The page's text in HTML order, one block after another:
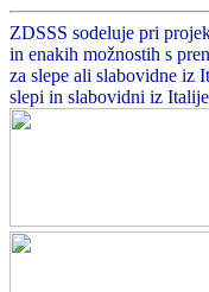
ZDSSS sodeluje pri
in enakih možnostih s
za slepe ali slabovidne iz
slepi in slabovidni iz